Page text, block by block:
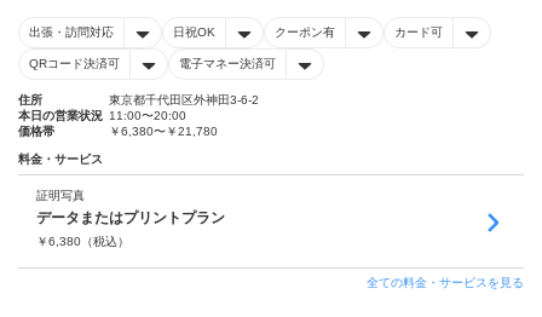
出張・訪問対応 日祝OK クーポン有 カード可
QRコード決済可 電子マネー決済可
住所
東京都千代田区外神田3-6-2
本日の営業状況 11:00〜20:00
価格帯
￥6,380〜￥21,780
料金・サービス
証明写真
データまたはプリントプラン
￥6,380 （税込）
全ての料金・サービスを見る